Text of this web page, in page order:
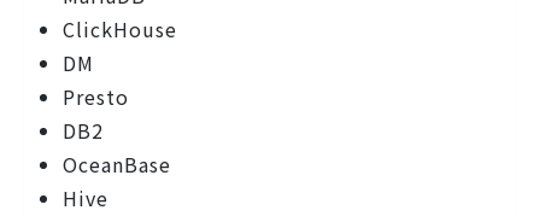
ClickHouse
DM
Presto
DB2
OceanBase
Hive